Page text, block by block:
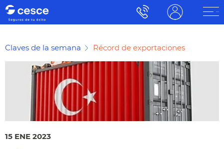
Claves de la semana Récord de exportaciones
15 ENE 2023